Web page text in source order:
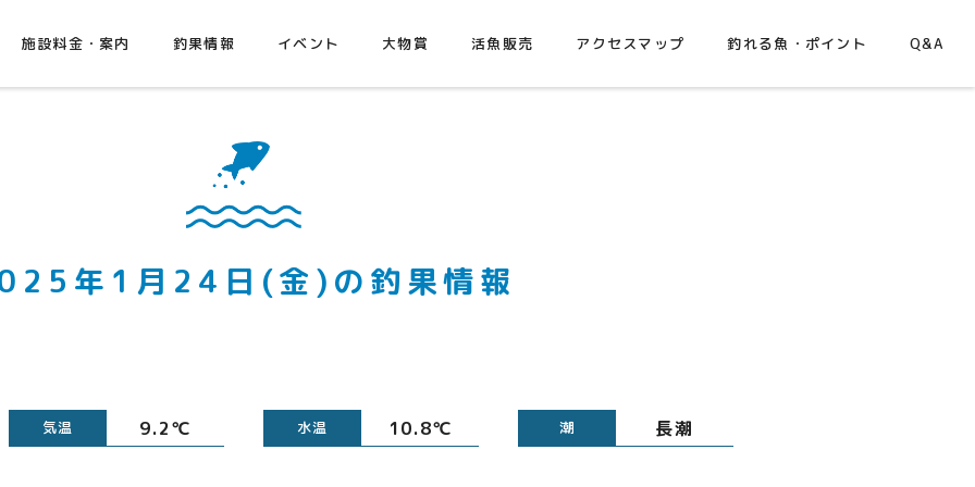
施設料金・案内 釣果情報 イベント 大物賞 活魚販売 アクセスマップ 釣れる魚・ポイント Q&A
年1月24日(金)の釣果情報
気温 9.2℃ 水温 10.8℃ 潮 長潮